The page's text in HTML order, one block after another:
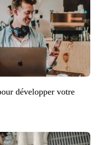
développer votre